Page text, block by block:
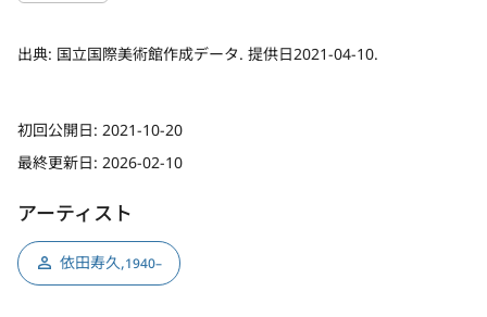
出典: 国立国際美術館作成データ. 提供日2021-04-10.
初回公開日: 2021-10-20
最終更新日: 2026-02-10
アーティスト
依田寿久,1940–